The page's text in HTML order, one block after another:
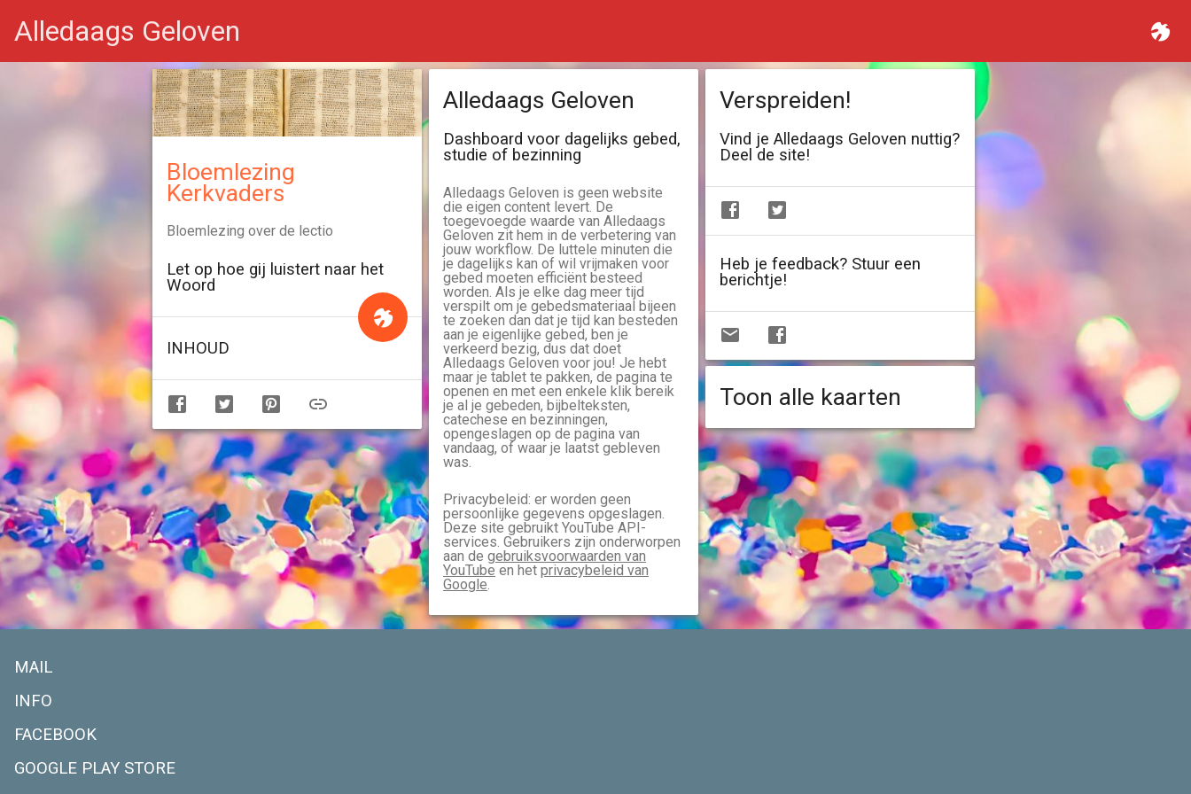
Alledaags Geloven
Bloemlezing
Kerkvaders
Bloemlezing over de lectio
Let op hoe gij luistert naar het
Woord
INHOUD
Alledaags Geloven
Dashboard voor dagelijks gebed,
studie of bezinning
Alledaags Geloven is geen website
die eigen content levert. De
toegevoegde waarde van Alledaags
Geloven zit hem in de verbetering van
jouw workflow. De luttele minuten die
je dagelijks kan of wil vrijmaken voor
gebed moeten efficiënt besteed
worden. Als je elke dag meer tijd
verspilt om je gebedsmateriaal bijeen
te zoeken dan dat je tijd kan besteden
aan je eigenlijke gebed, ben je
verkeerd bezig, dus dat doet
Alledaags Geloven voor jou! Je hebt
maar je tablet te pakken, de pagina te
openen en met een enkele klik bereik
je al je gebeden, bijbelteksten,
catechese en bezinningen,
opengeslagen op de pagina van
vandaag, of waar je laatst gebleven
was.
Privacybeleid: er worden geen
persoonlijke gegevens opgeslagen.
Deze site gebruikt YouTube API-
services. Gebruikers zijn onderworpen
aan de gebruiksvoorwaarden van
YouTube en het privacybeleid van
Google.
Verspreiden!
Vind je Alledaags Geloven nuttig?
Deel de site!
Heb je feedback? Stuur een
berichtje!
Toon alle kaarten
MAIL
INFO
FACEBOOK
GOOGLE PLAY STORE